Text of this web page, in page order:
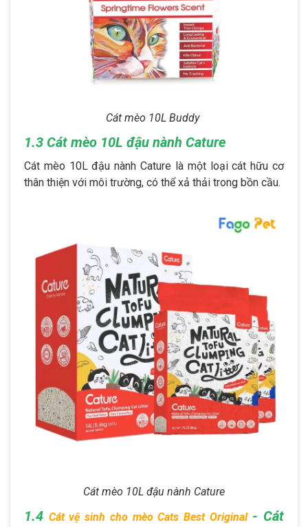
Cát mèo 10L Buddy
1.3 Cát mèo 10L đậu nành Cature
Cát mèo 10L đậu nành Cature là một loại cát hữu cơ
thân thiện với môi trường, có thể xả thải trong bồn cầu.
Cát mèo 10L đậu nành Cature
1.4 Cát vệ sinh cho mèo Cats Best Original- Cát